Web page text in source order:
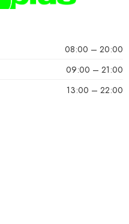
08:00 – 20:00
09:00 – 21:00
13:00 – 22:00